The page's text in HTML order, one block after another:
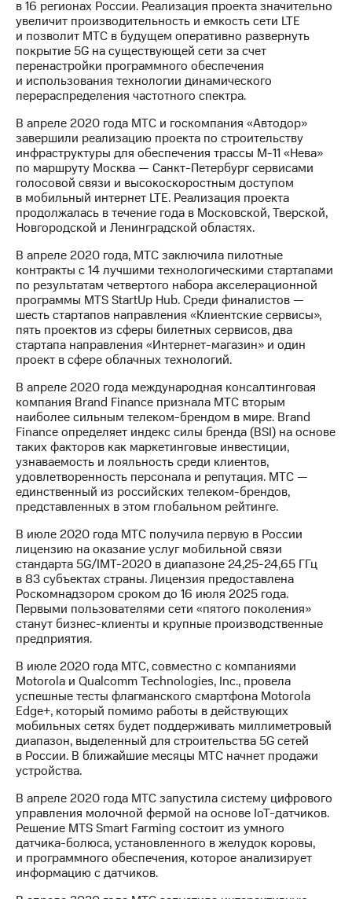
в 16 регионах России. Реализация проекта значительно
увеличит производительность и емкость сети LTE
и позволит МТС в будущем оперативно развернуть
покрытие 5G на существующей сети за счет
перенастройки программного обеспечения
и использования технологии динамического
перераспределения частотного спектра.
В апреле 2020 года МТС и госкомпания «Автодор»
завершили реализацию проекта по строительству
инфраструктуры для обеспечения трассы М-11 «Нева»
по маршруту Москва — Санкт-Петербург сервисами
голосовой связи и высокоскоростным доступом
в мобильный интернет LTE. Реализация проекта
продолжалась в течение года в Московской, Тверской,
Новгородской и Ленинградской областях.
В апреле 2020 года, МТС заключила пилотные
контракты с 14 лучшими технологическими стартапами
по результатам четвертого набора акселерационной
программы MTS StartUp Hub. Среди финалистов —
шесть стартапов направления «Клиентские сервисы»,
пять проектов из сферы билетных сервисов, два
стартапа направления «Интернет-магазин» и один
проект в сфере облачных технологий.
В апреле 2020 года международная консалтинговая
компания Brand Finance признала МТС вторым
наиболее сильным телеком-брендом в мире. Brand
Finance определяет индекс силы бренда (BSI) на основе
таких факторов как маркетинговые инвестиции,
узнаваемость и лояльность среди клиентов,
удовлетворенность персонала и репутация. МТС —
единственный из российских телеком-брендов,
представленных в этом глобальном рейтинге.
В июле 2020 года МТС получила первую в России
лицензию на оказание услуг мобильной связи
стандарта 5G/IMT-2020 в диапазоне 24,25-24,65 ГГц
в 83 субъектах страны. Лицензия предоставлена
Роскомнадзором сроком до 16 июля 2025 года.
Первыми пользователями сети «пятого поколения»
станут бизнес-клиенты и крупные производственные
предприятия.
В июле 2020 года МТС, совместно с компаниями
Motorola и Qualcomm Technologies, Inc., провела
успешные тесты флагманского смартфона Motorola
Edge+, который помимо работы в действующих
мобильных сетях будет поддерживать миллиметровый
диапазон, выделенный для строительства 5G сетей
в России. В ближайшие месяцы МТС начнет продажи
устройства.
В апреле 2020 года МТС запустила систему цифрового
управления молочной фермой на основе IoT-датчиков.
Решение MTS Smart Farming состоит из умного
датчика-болюса, установленного в желудок коровы,
и программного обеспечения, которое анализирует
информацию с датчиков.